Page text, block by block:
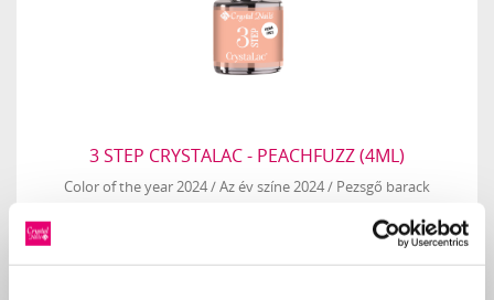
3 STEP CRYSTALAC - PEACHFUZZ (4ML)
Color of the year 2024 / Az év színe 2024 / Pezsgő barack
db KOSÁRBA